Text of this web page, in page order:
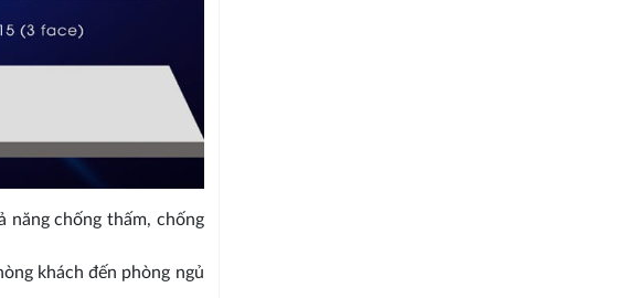
năng chống thấm, chống
khách đến phòng ngủ